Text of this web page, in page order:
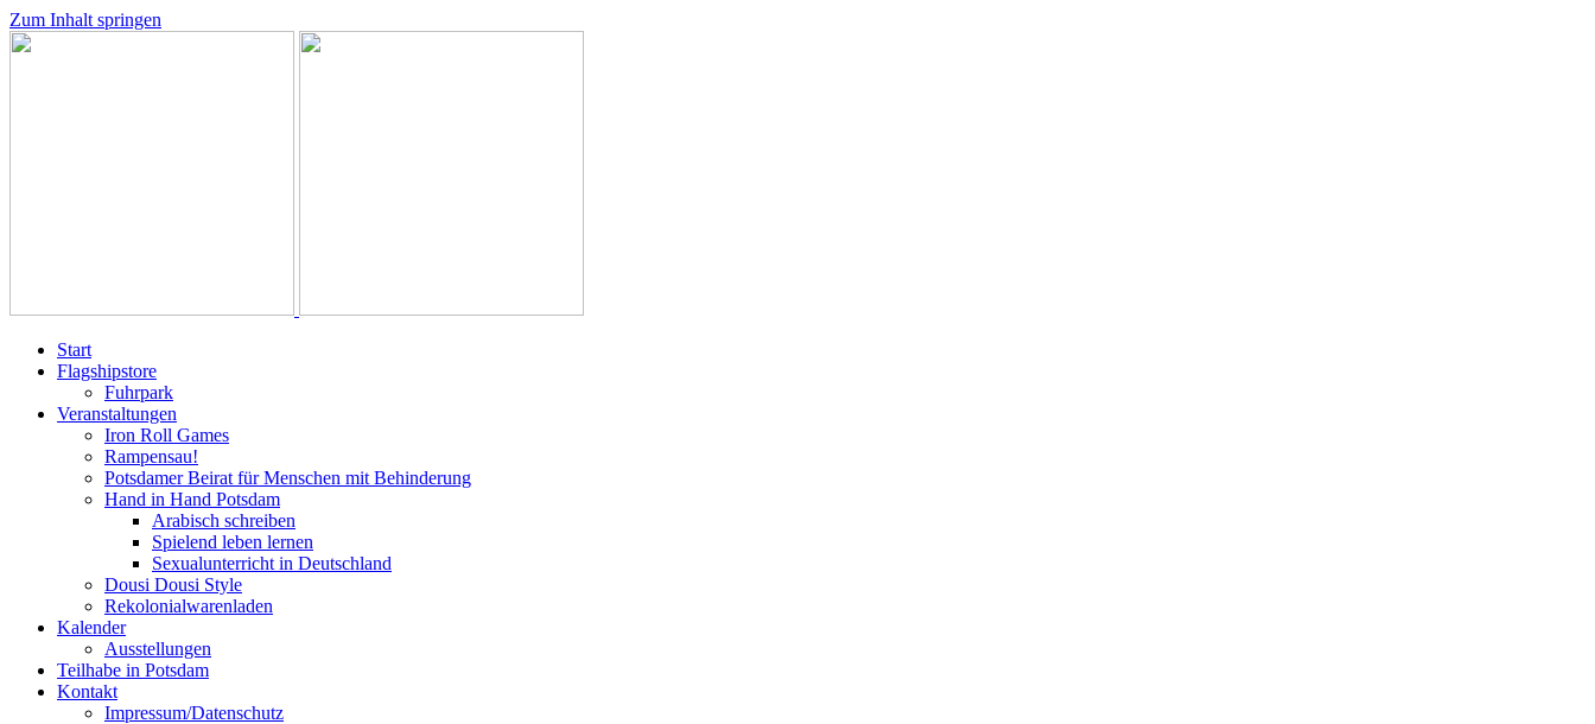
Zum Inhalt springen
Start
Flagshipstore
Fuhrpark
Veranstaltungen
Iron Roll Games
Rampensau!
Potsdamer Beirat für Menschen mit Behinderung
Hand in Hand Potsdam
Arabisch schreiben
Spielend leben lernen
Sexualunterricht in Deutschland
Dousi Dousi Style
Rekolonialwarenladen
Kalender
Ausstellungen
Teilhabe in Potsdam
Kontakt
Impressum/Datenschutz